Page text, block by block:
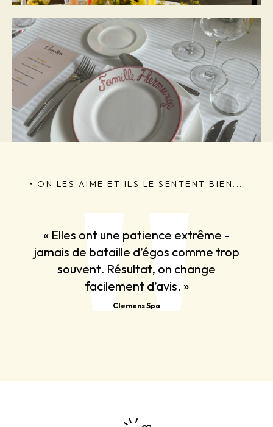
• ON LES AIME ET ILS LE SENTENT BIEN...
« Elles ont une patience extrême -
jamais de bataille d’égos comme trop
souvent. Résultat, on change
facilement d’avis. »
Clemens Spa